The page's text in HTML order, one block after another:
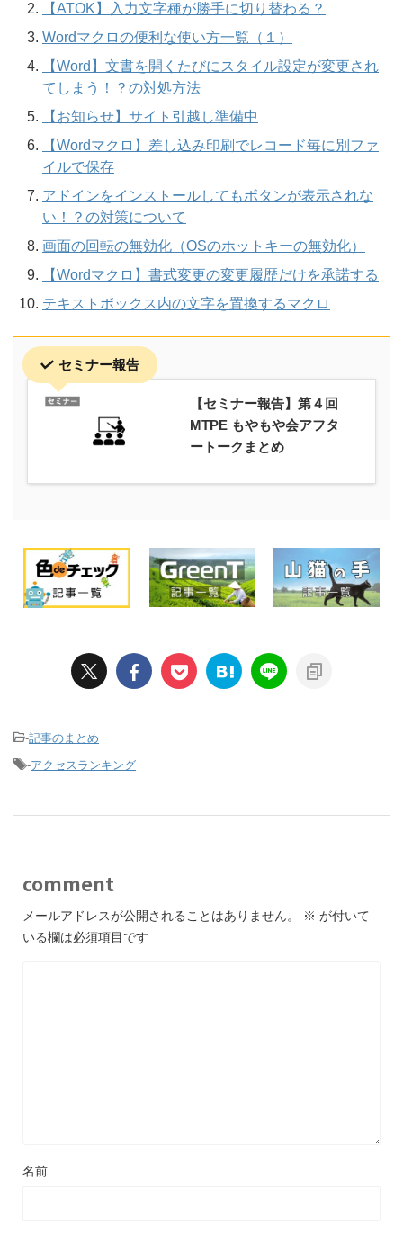
【ATOK】入力文字種が勝手に切り替わる？
Wordマクロの便利な使い方一覧（１）
【Word】文書を開くたびにスタイル設定が変更され
てしまう！？の対処方法
【お知らせ】サイト引越し準備中
【Wordマクロ】差し込み印刷でレコード毎に別ファ
イルで保存
アドインをインストールしてもボタンが表示されな
い！？の対策について
画面の回転の無効化（OSのホットキーの無効化）
【Wordマクロ】書式変更の変更履歴だけを承諾する
テキストボックス内の文字を置換するマクロ
セミナー報告
【セミナー報告】第４回
MTPE もやもや会アフタ
ートークまとめ
-記事のまとめ
-アクセスランキング
comment
メールアドレスが公開されることはありません。 ※ が付いて
いる欄は必須項目です
名前